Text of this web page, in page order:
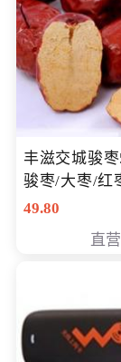
丰滋交城骏
骏枣/大枣/红
销千件/
49.80
直营